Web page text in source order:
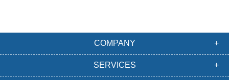
COMPANY
SERVICES